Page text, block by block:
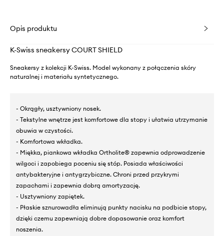
Opis produktu
K-Swiss sneakersy COURT SHIELD
Sneakersy z kolekcji K-Swiss. Model wykonany z połączenia skóry
naturalnej i materiału syntetycznego.
- Okrągły, usztywniony nosek.
- Tekstylne wnętrze jest komfortowe dla stopy i ułatwia utrzymanie
obuwia w czystości.
- Komfortowa wkładka.
- Miękka, piankowa wkładka Ortholite® zapewnia odprowadzenie
wilgoci i zapobiega poceniu się stóp. Posiada właściwości
antybakteryjne i antygrzybiczne. Chroni przed przykrymi
zapachami i zapewnia dobrą amortyzację.
- Usztywniony zapiętek.
- Płaskie sznurowadła eliminują punkty nacisku na podbicie stopy,
dzięki czemu zapewniają dobre dopasowanie oraz komfort
noszenia.